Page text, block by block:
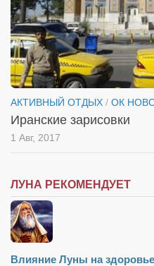
АКТИВНЫЙ ОТДЫХ / ОК
Иранские зарисовки
1 Авг, 2017
ЛУНА РЕКОМЕНДУЕТ
Влияние Луны на